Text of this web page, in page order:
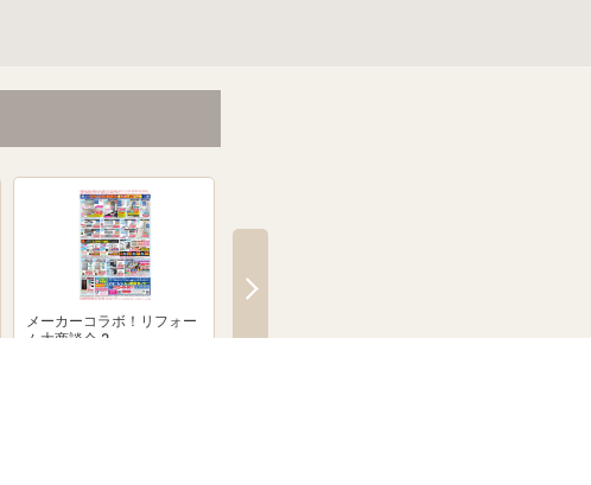
メーカーコラボ！リフォー
ム大商談会 2
クシェーバーNevo